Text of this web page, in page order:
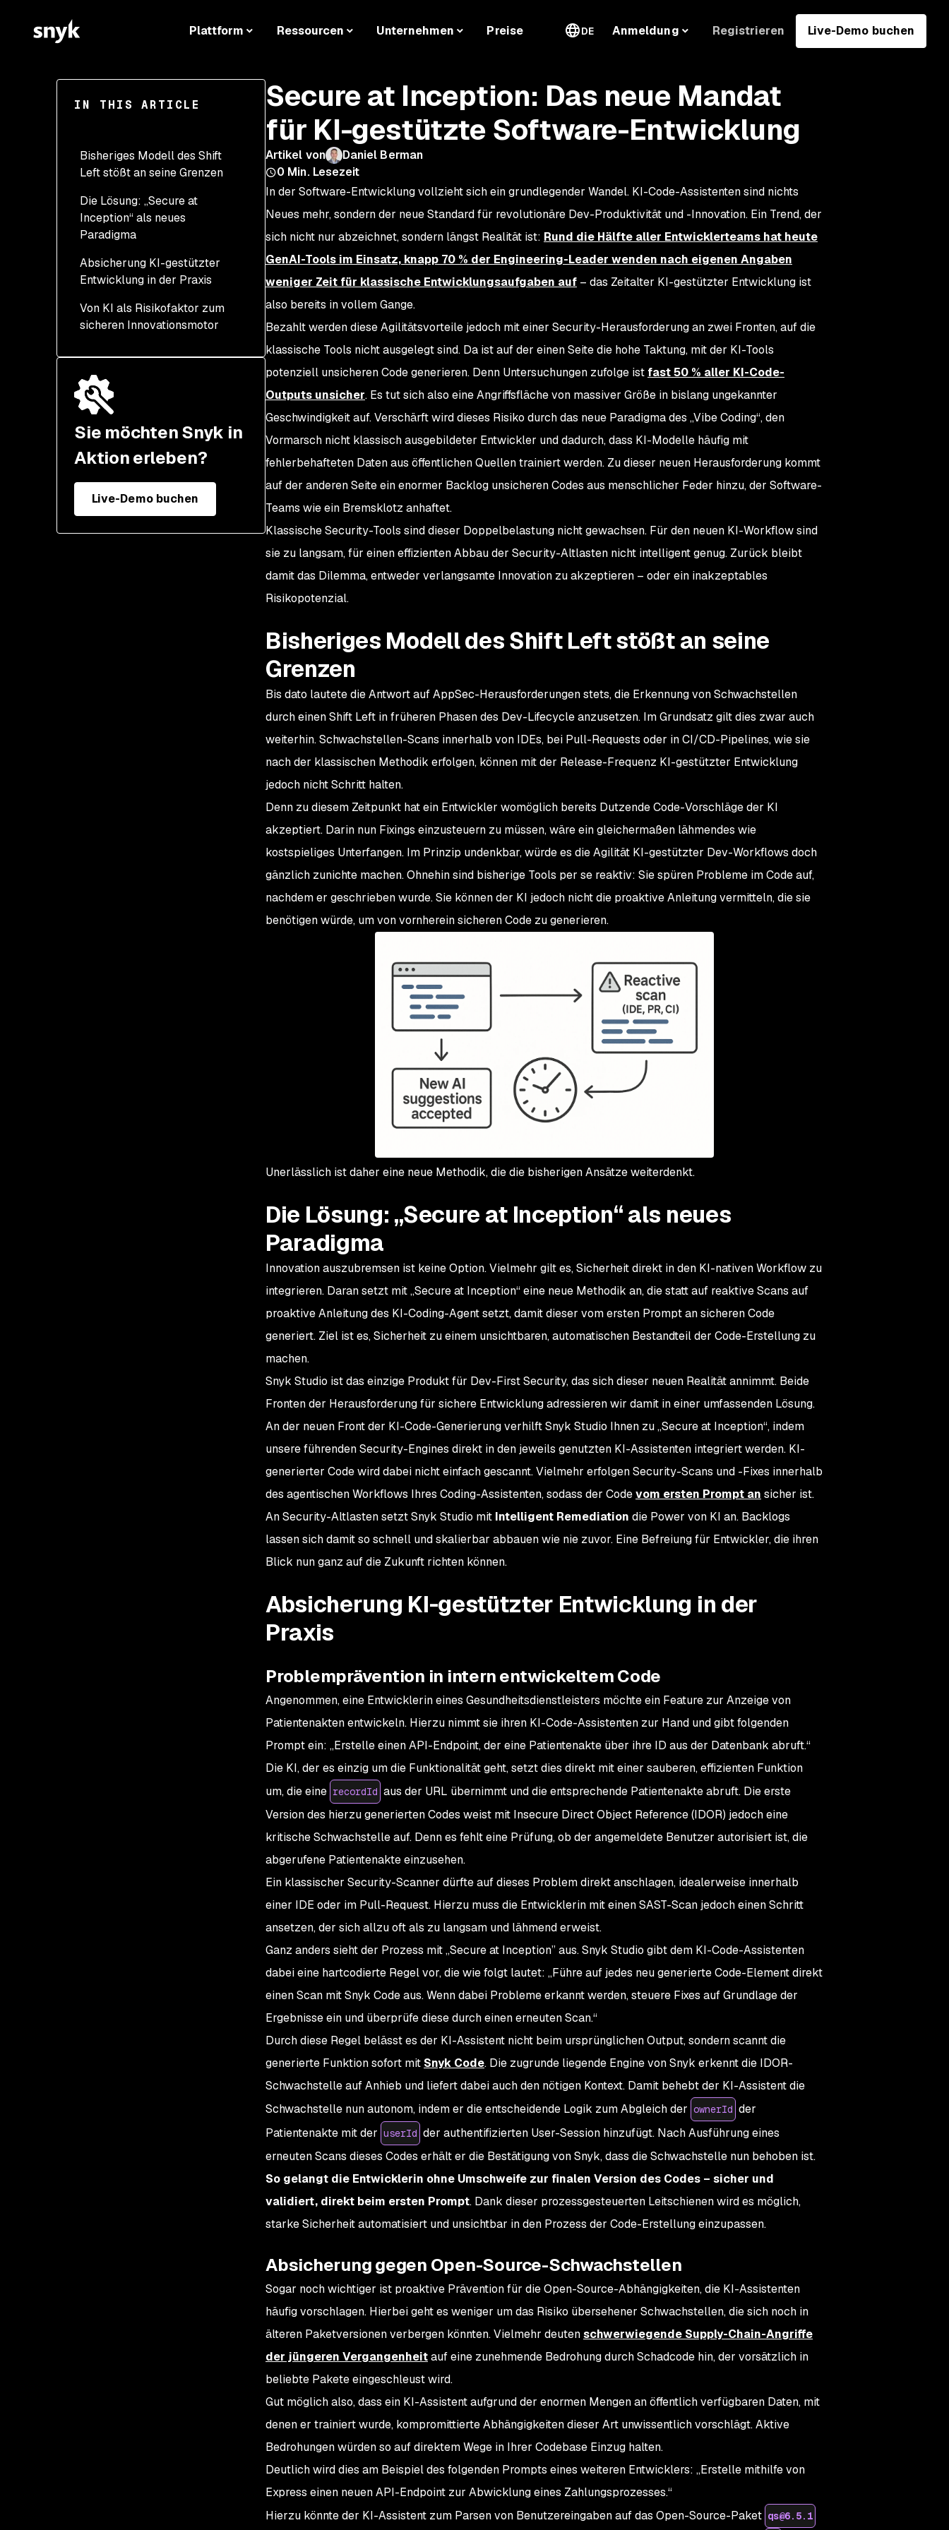
Plattform Ressourcen Unternehmen Preise DE Anmeldung Registrieren Live-Demo buchen
IN THIS ARTICLE
Bisheriges Modell des Shift
Left stößt an seine Grenzen
Die Lösung: „Secure at
Inception“ als neues
Paradigma
Absicherung KI-gestützter
Entwicklung in der Praxis
Problemprävention in
intern entwickeltem Code
Absicherung gegen
Schwachstellen
Abbau von Backlogs
Von KI als Risikofaktor zum
sicheren Innovationsmotor
Sie möchten Snyk in
Aktion erleben?
Live-Demo buchen
Secure at Inception: Das neue Mandat
für KI-gestützte Software-Entwicklung
Artikel von
Daniel Berman
0 Min. Lesezeit
In der Software-Entwicklung vollzieht sich ein grundlegender Wandel. KI-Code-Assistenten sind nichts
Neues mehr, sondern der neue Standard für revolutionäre Dev-Produktivität und -Innovation. Ein Trend, der
sich nicht nur abzeichnet, sondern längst Realität ist: Rund die Hälfte aller Entwicklerteams hat heute
GenAI-Tools im Einsatz, knapp 70 % der Engineering-Leader wenden nach eigenen Angaben
weniger Zeit für klassische Entwicklungsaufgaben auf – das Zeitalter KI-gestützter Entwicklung ist
also bereits in vollem Gange.
Bezahlt werden diese Agilitätsvorteile jedoch mit einer Security-Herausforderung an zwei Fronten, auf die
klassische Tools nicht ausgelegt sind. Da ist auf der einen Seite die hohe Taktung, mit der KI-Tools
potenziell unsicheren Code generieren. Denn Untersuchungen zufolge ist fast 50 % aller KI-Code-
Outputs unsicher. Es tut sich also eine Angriffsfläche von massiver Größe in bislang ungekannter
Geschwindigkeit auf. Verschärft wird dieses Risiko durch das neue Paradigma des „Vibe Coding“, den
Vormarsch nicht klassisch ausgebildeter Entwickler und dadurch, dass KI-Modelle häufig mit
fehlerbehafteten Daten aus öffentlichen Quellen trainiert werden. Zu dieser neuen Herausforderung kommt
auf der anderen Seite ein enormer Backlog unsicheren Codes aus menschlicher Feder hinzu, der Software-
Teams wie ein Bremsklotz anhaftet.
Klassische Security-Tools sind dieser Doppelbelastung nicht gewachsen. Für den neuen KI-Workflow sind
sie zu langsam, für einen effizienten Abbau der Security-Altlasten nicht intelligent genug. Zurück bleibt
damit das Dilemma, entweder verlangsamte Innovation zu akzeptieren – oder ein inakzeptables
Risikopotenzial.
Bisheriges Modell des Shift Left stößt an seine
Grenzen
Bis dato lautete die Antwort auf AppSec-Herausforderungen stets, die Erkennung von Schwachstellen
durch einen Shift Left in früheren Phasen des Dev-Lifecycle anzusetzen. Im Grundsatz gilt dies zwar auch
weiterhin. Schwachstellen-Scans innerhalb von IDEs, bei Pull-Requests oder in CI/CD-Pipelines, wie sie
nach der klassischen Methodik erfolgen, können mit der Release-Frequenz KI-gestützter Entwicklung
jedoch nicht Schritt halten.
Denn zu diesem Zeitpunkt hat ein Entwickler womöglich bereits Dutzende Code-Vorschläge der KI
akzeptiert. Darin nun Fixings einzusteuern zu müssen, wäre ein gleichermaßen lähmendes wie
kostspieliges Unterfangen. Im Prinzip undenkbar, würde es die Agilität KI-gestützter Dev-Workflows doch
gänzlich zunichte machen. Ohnehin sind bisherige Tools per se reaktiv: Sie spüren Probleme im Code auf,
nachdemer geschrieben wurde. Sie können der KI jedoch nicht die proaktive Anleitung vermitteln, die sie
benötigen würde, um von vornherein sicheren Code zu generieren.
Unerlässlich ist daher eine neue Methodik, die die bisherigen Ansätze weiterdenkt.
Die Lösung: „Secure at Inception“ als neues
Paradigma
Innovation auszubremsen ist keine Option. Vielmehr gilt es, Sicherheit direkt in den KI-nativen Workflow zu
integrieren. Daran setzt mit „Secure at Inception“ eine neue Methodik an, die statt auf reaktive Scans auf
proaktive Anleitung des KI-Coding-Agent setzt, damit dieser vom ersten Prompt an sicheren Code
generiert. Ziel ist es, Sicherheit zu einem unsichtbaren, automatischen Bestandteil der Code-Erstellung zu
machen.
Snyk Studio ist das einzige Produkt für Dev-First Security, das sich dieser neuen Realität annimmt. Beide
Fronten der Herausforderung für sichere Entwicklung adressieren wir damit in einer umfassenden Lösung.
An der neuen Front der KI-Code-Generierung verhilft Snyk Studio Ihnen zu „Secure at Inception“, indem
unsere führenden Security-Engines direkt in den jeweils genutzten KI-Assistenten integriert werden. KI-
generierter Code wird dabei nicht einfach gescannt. Vielmehr erfolgen Security-Scans und -Fixes innerhalb
des agentischen Workflows Ihres Coding-Assistenten, sodass der Codevom ersten Prompt an sicher ist.
An Security-Altlasten setzt Snyk Studio mit Intelligent Remediation die Power von KI an. Backlogs
lassen sich damit so schnell und skalierbar abbauen wie nie zuvor. Eine Befreiung für Entwickler, die ihren
Blick nun ganz auf die Zukunft richten können.
Absicherung KI-gestützter Entwicklung in der
Praxis
Problemprävention in intern entwickeltem Code
Angenommen, eine Entwicklerin eines Gesundheitsdienstleisters möchte ein Feature zur Anzeige von
Patientenakten entwickeln. Hierzu nimmt sie ihren KI-Code-Assistenten zur Hand und gibt folgenden
Prompt ein: „Erstelle einen API-Endpoint, der eine Patientenakte über ihre ID aus der Datenbank abruft.“
Die KI, der es einzig um die Funktionalität geht, setzt dies direkt mit einer sauberen, effizienten Funktion
um, die eine recordId aus der URL übernimmt und die entsprechende Patientenakte abruft. Die erste
Version des hierzu generierten Codes weist mit Insecure Direct Object Reference (IDOR) jedoch eine
kritische Schwachstelle auf. Denn es fehlt eine Prüfung, ob der angemeldete Benutzer autorisiert ist, die
abgerufene Patientenakte einzusehen.
Ein klassischer Security-Scanner dürfte auf dieses Problem direkt anschlagen, idealerweise innerhalb
einer IDE oder im Pull-Request. Hierzu muss die Entwicklerin mit einen SAST-Scan jedoch einen Schritt
ansetzen, der sich allzu oft als zu langsam und lähmend erweist.
Ganz anders sieht der Prozess mit „Secure at Inception” aus. Snyk Studio gibt dem KI-Code-Assistenten
dabei eine hartcodierte Regel vor, die wie folgt lautet: „Führe auf jedes neu generierte Code-Element direkt
einen Scan mit Snyk Code aus. Wenn dabei Probleme erkannt werden, steuere Fixes auf Grundlage der
Ergebnisse ein und überprüfe diese durch einen erneuten Scan.“
Durch diese Regel belässt es der KI-Assistent nicht beim ursprünglichen Output, sondern scannt die
generierte Funktion sofort mit Snyk Code. Die zugrunde liegende Engine von Snyk erkennt die IDOR-
Schwachstelle auf Anhieb und liefert dabei auch den nötigen Kontext. Damit behebt der KI-Assistent die
Schwachstelle nun autonom, indem er die entscheidende Logik zum Abgleich der ownerId der
Patientenakte mit der userId der authentifizierten User-Session hinzufügt. Nach Ausführung eines
erneuten Scans dieses Codes erhält er die Bestätigung von Snyk, dass die Schwachstelle nun behoben ist.
So gelangt die Entwicklerin ohne Umschweife zur finalen Version des Codes – sicher und
validiert, direkt beim ersten Prompt. Dank dieser prozessgesteuerten Leitschienen wird es möglich,
starke Sicherheit automatisiert und unsichtbar in den Prozess der Code-Erstellung einzupassen.
Absicherung gegen Open-Source-Schwachstellen
Sogar noch wichtiger ist proaktive Prävention für die Open-Source-Abhängigkeiten, die KI-Assistenten
häufig vorschlagen. Hierbei geht es weniger um das Risiko übersehener Schwachstellen, die sich noch in
älteren Paketversionen verbergen könnten. Vielmehr deutenschwerwiegende Supply-Chain-Angriffe
der jüngeren Vergangenheitauf eine zunehmende Bedrohung durch Schadcode hin, der vorsätzlich in
beliebte Pakete eingeschleust wird.
Gut möglich also, dass ein KI-Assistent aufgrund der enormen Mengen an öffentlich verfügbaren Daten, mit
denen er trainiert wurde, kompromittierte Abhängigkeiten dieser Art unwissentlich vorschlägt. Aktive
Bedrohungen würden so auf direktem Wege in Ihrer Codebase Einzug halten.
Deutlich wird dies am Beispiel des folgenden Prompts eines weiteren Entwicklers: „Erstelle mithilfe von
Express einen neuen API-Endpoint zur Abwicklung eines Zahlungsprozesses.“
Hierzu könnte der KI-Assistent zum Parsen von Benutzereingaben auf das Open-Source-Paket qs@6.5.1